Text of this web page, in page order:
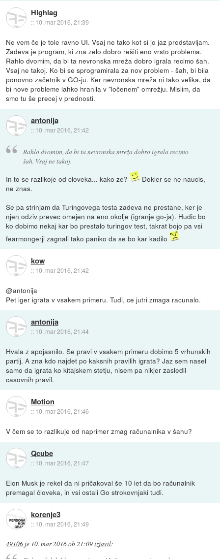
Highlag
:: 10. mar 2016, 21:39
Ne vem če je tole ravno UI. Vsaj ne tako kot si jo jaz predstavljam.
Zadeva je program, ki zna zelo dobro rešiti eno vrsto problema.
Rahlo dvomim, da bi ta nevronska mreža dobro igrala recimo šah.
Vsaj ne takoj. Ko bi se sprogramirala za nov problem - šah, bi bila
ponovno začetnik v GO-ju. Ker nevronska mreža ni tako velika, da
bi nove probleme lahko hranila v "ločenem" omrežju. Mislim, da
smo tu še precej v prednosti.
antonija
:: 10. mar 2016, 21:42
Rahlo dvomim, da bi ta nevronska mreža dobro igrala recimo
šah. Vsaj ne takoj.
In to se razlikoje od cloveka... kako ze?
Dokler se ne naucis,
ne znas.
Se pa strinjam da Turingovega testa zadeva ne prestane, ker je
njen odziv prevec omejen na eno okolje (igranje go-ja). Hudic bo
ko dobimo nekaj kar bo prestalo turingov test, takrat bojo pa vsi
fearmongerji zagnali tako paniko da se bo kar kadilo
kow
:: 10. mar 2016, 21:42
@antonija
Pet iger igrata v vsakem primeru. Tudi, ce jutri zmaga racunalo.
antonija
:: 10. mar 2016, 21:44
Hvala z apojasnilo. Se pravi v vsakem primeru dobimo 5 vrhunskih
partij. A zna kdo najdet po kaksnih pravilih igrata? Jaz sem nasel
samo da igrata ko kitajskem stetju, nisem pa nikjer zasledil
casovnih pravil.
Motion
:: 10. mar 2016, 21:46
V čem se to razlikuje od naprimer zmag računalnika v šahu?
Qcube
:: 10. mar 2016, 21:47
Elon Musk je rekel da ni pričakoval še 10 let da bo računalnik
premagal človeka, in vsi ostali Go strokovnjaki tudi.
korenje3
:: 10. mar 2016, 21:49
49106 je 10. mar 2016 ob 21:09izjavil: